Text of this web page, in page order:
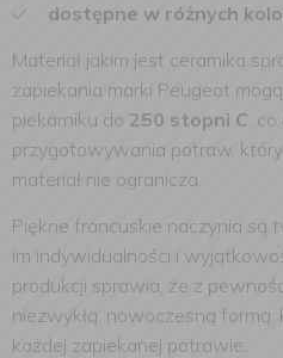
dostępne w różnych
Materiał jakim jest ceramika
zapiekania marki Peugeot
piekarniku do 250 stopni C,
przygotowywania potraw,
materiał nie ogranicza.
Piękne francuskie naczynia są
im indywidualności i
produkcji sprawia, że z
niezwykłą, nowoczesną
każdej zapiekanej potrawie.